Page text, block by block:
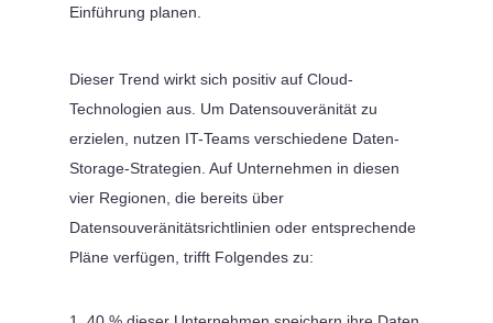
Einführung planen.
Dieser Trend wirkt sich positiv auf Cloud-
Technologien aus. Um Datensouveränität zu
erzielen, nutzen IT-Teams verschiedene Daten-
Storage-Strategien. Auf Unternehmen in diesen
vier Regionen, die bereits über
Datensouveränitätsrichtlinien oder entsprechende
Pläne verfügen, trifft Folgendes zu: